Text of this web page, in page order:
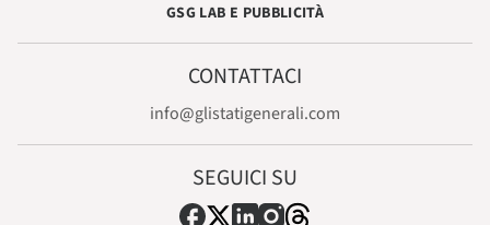
GSG LAB E PUBBLICITÀ
CONTATTACI
info@glistatigenerali.com
SEGUICI SU